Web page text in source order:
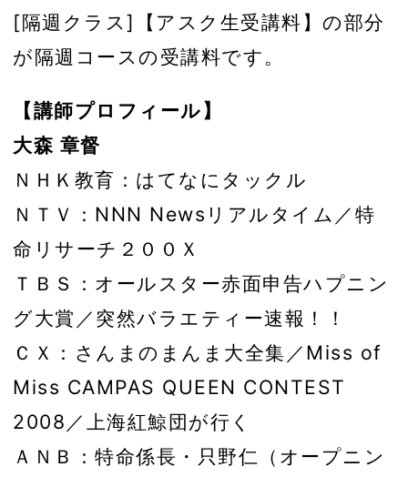
[隔週クラス]【アスク生受講料】の部分
が隔週コースの受講料です。
【講師プロフィール】
大森 章督
ＮＨＫ教育：はてなにタックル
ＮＴＶ：NNN Newsリアルタイム／特
命リサーチ２００Ｘ
ＴＢＳ：オールスター赤面申告ハプニン
グ大賞／突然バラエティー速報！！
ＣＸ：さんまのまんま大全集／Miss of
Miss CAMPAS QUEEN CONTEST
2008／上海紅鯨団が行く
ＡＮＢ：特命係長・只野仁（オープニン